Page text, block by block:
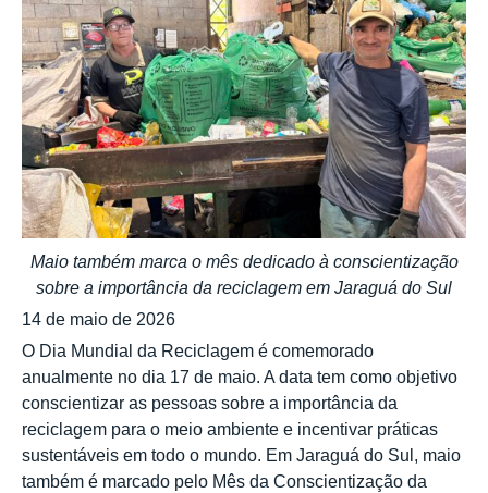
Maio também marca o mês dedicado à conscientização
sobre a importância da reciclagem em Jaraguá do Sul
14 de maio de 2026
O Dia Mundial da Reciclagem é comemorado
anualmente no dia 17 de maio. A data tem como objetivo
conscientizar as pessoas sobre a importância da
reciclagem para o meio ambiente e incentivar práticas
sustentáveis em todo o mundo. Em Jaraguá do Sul, maio
também é marcado pelo Mês da Conscientização da